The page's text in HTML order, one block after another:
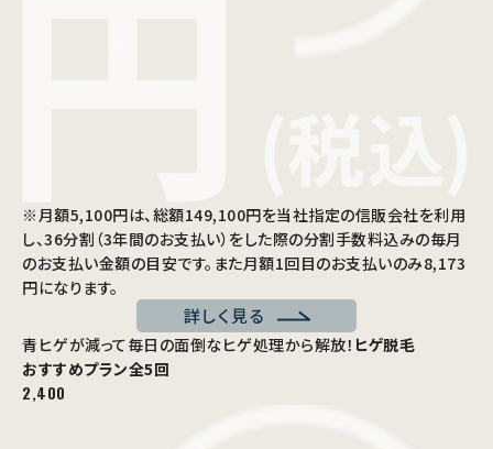
※月額5,100円は、総額149,100円を当社指定の信販会社を利用
し、36分割（3年間のお支払い）をした際の分割手数料込みの毎月
のお支払い金額の目安です。また月額1回目のお支払いのみ8,173
円になります。
詳しく見る
青ヒゲが減って毎日の面倒なヒゲ処理から解放！ ヒゲ脱毛
おすすめプラン全5回
2,400